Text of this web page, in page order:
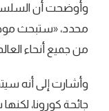
وأوضحت أن
محدد، «ستبحث
من جميع أنحاء
وأشارت إلى أنه
جائحة كورونا،